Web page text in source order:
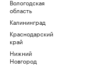
Вологодская
область
Калининград
Краснодарский
край
Нижний
Новгород